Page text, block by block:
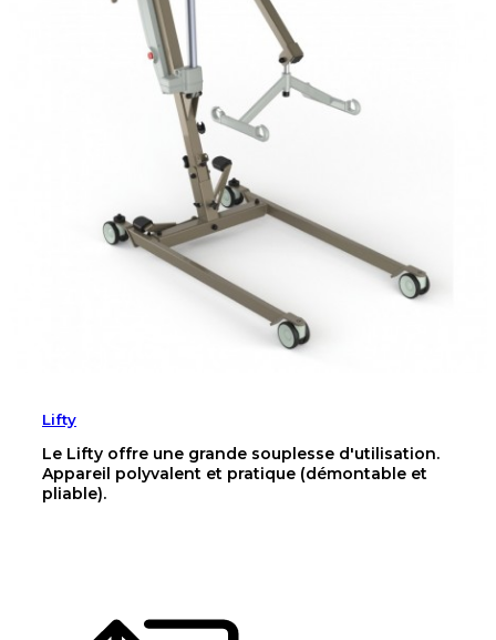
Lifty
Le Lifty offre une grande souplesse d'utilisation.
Appareil polyvalent et pratique (démontable et
pliable).